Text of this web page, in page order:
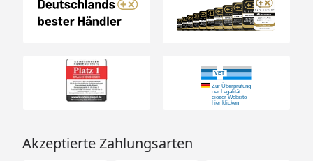
Akzeptierte Zahlungsarten